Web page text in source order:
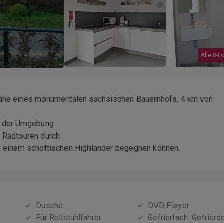
Alle 8-
eines monumentalen sächsischen Bauernhofs, 4 km von
Umgebung
durch
schottischen Highlander begegnen können.
Dusche
DVD Player
Für Rollstuhlfahrer
Gefrierfach 